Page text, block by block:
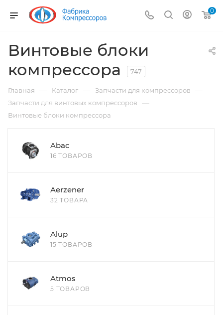
0
Винтовые блоки
компрессора
747
Главная — Каталог — Запчасти для компрессоров —
Запчасти для винтовых компрессоров —
Винтовые блоки компрессора
Abac
16 ТОВАРОВ
Aerzener
32 ТОВАРА
Alup
15 ТОВАРОВ
Atmos
5 ТОВАРОВ